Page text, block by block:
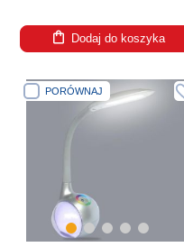
Dodaj do koszyka
PORÓWNAJ